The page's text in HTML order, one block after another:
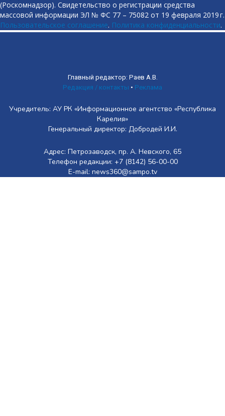
(Роскомнадзор). Свидетельство о регистрации средства
массовой информации ЭЛ № ФС 77 – 75082 от 19 февраля 2019 г.
Пользовательское соглашение. Политика конфиденциальности.
Главный редактор: Раев А.В.
Редакция / контакты • Реклама
Учредитель: АУ РК «Информационное агентство «Республика
Карелия»
Генеральный директор: Добродей И.И.
Адрес: Петрозаводск, пр. А. Невского, 65
Телефон редакции: +7 (8142) 56-00-00
E-mail: news360@sampo.tv